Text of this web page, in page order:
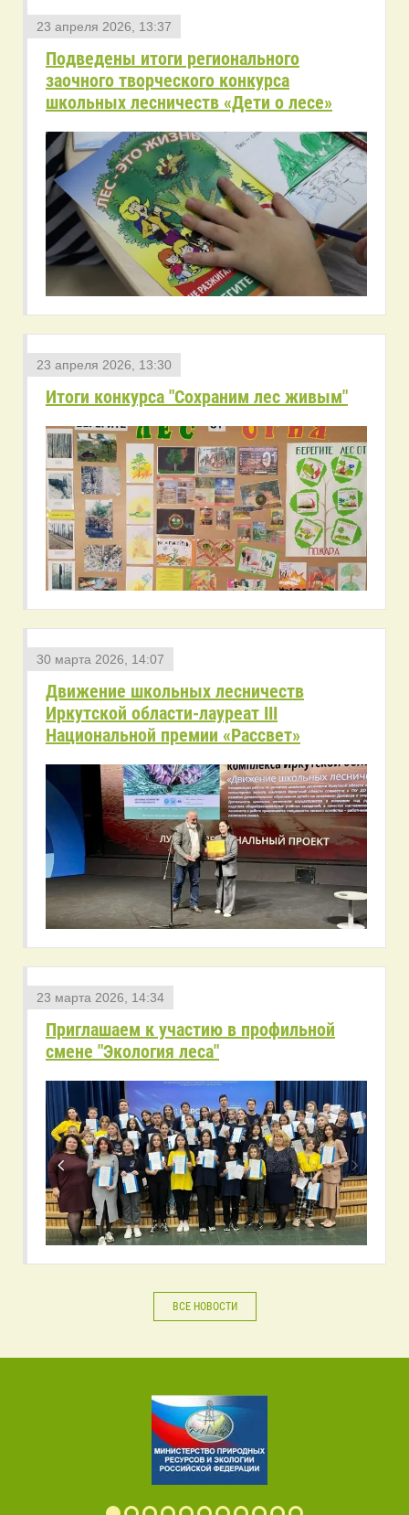
23 апреля 2026, 13:37
Подведены итоги регионального
заочного творческого конкурса
школьных лесничеств «Дети о лесе»
23 апреля 2026, 13:30
Итоги конкурса "Сохраним лес живым"
30 марта 2026, 14:07
Движение школьных лесничеств
Иркутской области-лауреат III
Национальной премии «Рассвет»
23 марта 2026, 14:34
Приглашаем к участию в профильной
смене "Экология леса"
ВСЕ НОВОСТИ